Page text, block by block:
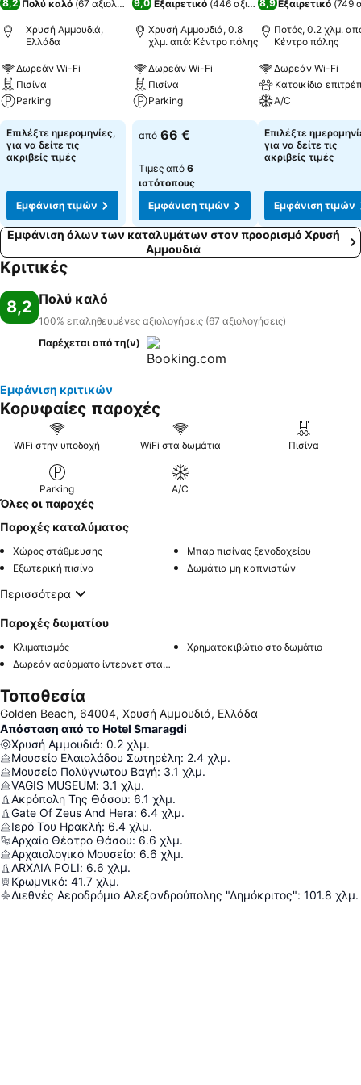
8,2 Πολύ καλό (67 αξιολογήσεις )
Χρυσή Αμμουδιά,
Ελλάδα
Δωρεάν Wi-Fi
Πισίνα
Parking
Επιλέξτε ημερομηνίες,
για να δείτε τις
ακριβείς τιμές
Εμφάνιση τιμών
9,0 Εξαιρετικό (446 αξιολογήσεις)
Χρυσή Αμμουδιά, 0.8
χλμ. από: Κέντρο πόλης
Δωρεάν Wi-Fi
Πισίνα
Parking
από 66 €
Τιμές από 6
ιστότοπους
Εμφάνιση τιμών
8,9 Εξαιρετικό (749
Ποτός, 0.2 χλμ.
Κέντρο πόλης
Δωρεάν Wi-Fi
Κατοικίδια
A/C
Επιλέξτε
για να δείτε τις
ακριβείς τιμές
Εμφάνιση τιμών
Εμφάνιση όλων των καταλυμάτων στον προορισμό Χρυσή
Αμμουδιά
Κριτικές
8,2 Πολύ καλό
100% επαληθευμένες αξιολογήσεις (67 αξιολογήσεις)
Παρέχεται από τη(ν)
Εμφάνιση κριτικών
Κορυφαίες παροχές
WiFi στην υποδοχή WiFi στα δωμάτια Πισίνα
Parking A/C
Όλες οι παροχές
Παροχές καταλύματος
Χώρος στάθμευσης
Μπαρ πισίνας ξενοδοχείου
Εξωτερική πισίνα
Δωμάτια μη καπνιστών
Περισσότερα
Παροχές δωματίου
Κλιματισμός
Χρηματοκιβώτιο στο δωμάτιο
Δωρεάν ασύρματο ίντερνετ στα δωμάτια
Τοποθεσία
Golden Beach, 64004, Χρυσή Αμμουδιά, Ελλάδα
Απόσταση από το Hotel Smaragdi
Χρυσή Αμμουδιά: 0.2 χλμ.
Μουσείο Ελαιολάδου Σωτηρέλη: 2.4 χλμ.
Μουσείο Πολύγνωτου Βαγή: 3.1 χλμ.
VAGIS MUSEUM: 3.1 χλμ.
Ακρόπολη Της Θάσου: 6.1 χλμ.
Gate Of Zeus And Hera: 6.4 χλμ.
Ιερό Του Ηρακλή: 6.4 χλμ.
Αρχαίο Θέατρο Θάσου: 6.6 χλμ.
Αρχαιολογικό Μουσείο: 6.6 χλμ.
ARXAIA POLI: 6.6 χλμ.
Κρωμνικό: 41.7 χλμ.
Διεθνές Αεροδρόμιο Αλεξανδρούπολης "Δημόκριτος": 101.8 χλμ.